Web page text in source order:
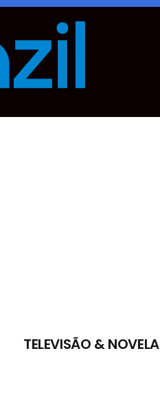
TELEVISÃO & NOVELA